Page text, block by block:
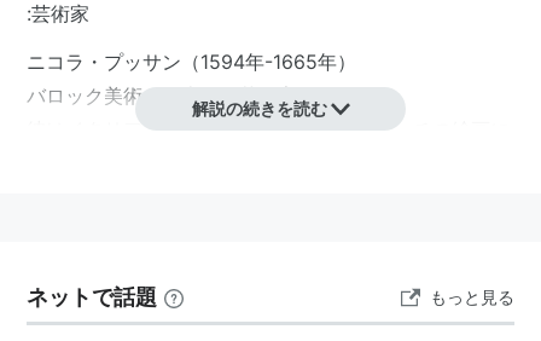
:芸術家
ニコラ・プッサン（1594年-1665年）
バロック美術を代表する芸術家の一人。
彼はイタリアの訪れ、ラファエロやカルラッチの絵画に
た。
解説の続きを読む
ネットで話題 もっと見る